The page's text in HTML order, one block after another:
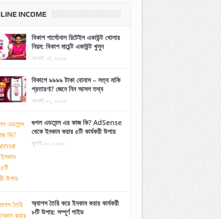
INCOME
বিকাশ পার্সোনাল রিটেইল একাউন্ট খোলার
নিয়ম: বিকাশ মার্চেন্ট একাউন্ট খুলুন
আগস্ট ০৪, ২০২৬
বিকাশে ৯৯৯৯ টাকা বোনাস – সত্য নাকি
প্রতারণা? জেনে নিন আসল তথ্য
আগস্ট ০২, ২০২৬
গুগল এডসেন্স এর কাজ কি? AdSense
থেকে ইনকাম করার ৫টি কার্যকরী উপায়
জুলাই ৩০, ২০২৬
অ্যাপস তৈরি করে ইনকাম করার কার্যকরী
৮টি উপায়: সম্পূর্ণ গাইড